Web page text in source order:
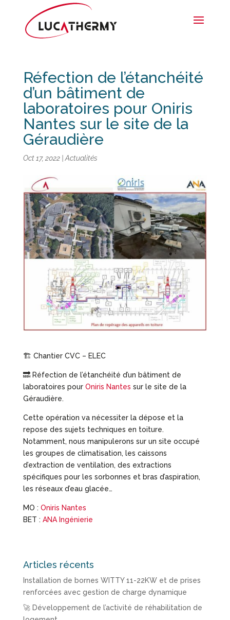
Réfection de l’étanchéité
d’un bâtiment de
laboratoires pour Oniris
Nantes sur le site de la
Géraudière
Oct 17, 2022|Actualités
🏗 Chantier CVC – ELEC
🔜 Réfection de l’étanchéité d’un bâtiment de
laboratoires pour Oniris Nantes sur le site de la
Géraudière.
Cette opération va nécessiter la dépose et la
repose des sujets techniques en toiture.
Notamment, nous manipulerons sur un site occupé
les groupes de climatisation, les caissons
d’extraction de ventilation, des extractions
spécifiques pour les sorbonnes et bras d’aspiration,
les réseaux d’eau glacée…
MO : Oniris Nantes
BET : ANA Ingénierie
Articles récents
Installation de bornes WITTY 11-22KW et de prises
renforcées avec gestion de charge dynamique
🚀 Développement de l’activité de réhabilitation de